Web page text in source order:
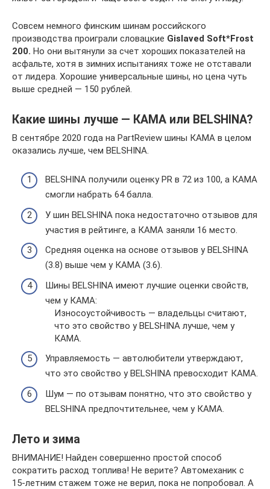
Совсем немного финским шинам российского
производства проиграли словацкие Gislaved Soft*Frost
200. Но они вытянули за счет хороших показателей на
асфальте, хотя в зимних испытаниях тоже не отставали
от лидера. Хорошие универсальные шины, но цена чуть
выше средней — 150 рублей.
Какие шины лучше — КАМА или BELSHINA?
В сентябре 2020 года на PartReview шины КАМА в целом
оказались лучше, чем BELSHINA.
BELSHINA получили оценку PR в 72 из 100, a КАМА
смогли набрать 64 балла.
У шин BELSHINA пока недостаточно отзывов для
участия в рейтинге, a КАМА заняли 16 место.
Средняя оценка на основе отзывов у BELSHINA
(3.8) выше чем у КАМА (3.6).
Шины BELSHINA имеют лучшие оценки свойств,
чем у КАМА:
Износоустойчивость — владельцы считают,
что это свойство у BELSHINA лучше, чем у
КАМА.
Управляемость — автолюбители утверждают,
что это свойство у BELSHINA превосходит КАМА.
Шум — по отзывам понятно, что это свойство у
BELSHINA предпочтительнее, чем у КАМА.
Лето и зима
ВНИМАНИЕ! Найден совершенно простой способ
сократить расход топлива! Не верите? Автомеханик с
15-летним стажем тоже не верил, пока не попробовал. А